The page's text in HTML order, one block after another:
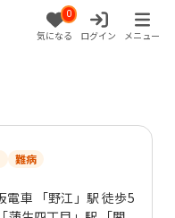
0
気になる ログイン メニュー
難病
電車 「野江」駅 徒歩5